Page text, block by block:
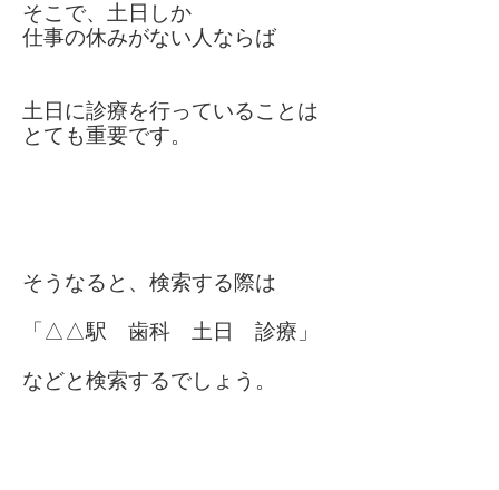
そこで、土日しか
仕事の休みがない人ならば
土日に診療を行っていることは
とても重要です。
そうなると、検索する際は
「△△駅 歯科 土日 診療」
などと検索するでしょう。